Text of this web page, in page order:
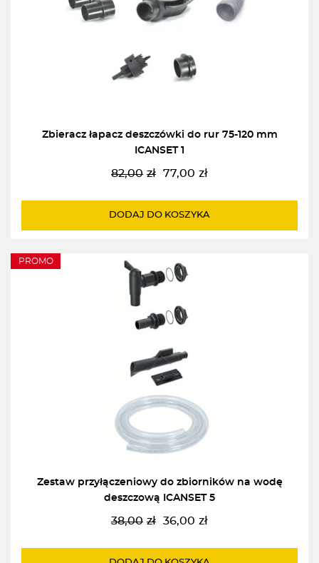
Zbieracz łapacz deszczówki do rur 75-120 mm
ICANSET 1
82,00 zł
Pierwotna
wynosiła:
77,00 zł
Aktualna
wynosi:
DODAJ DO KOSZYKA
PROMO
Zestaw przyłączeniowy do zbiorników na wodę
deszczową ICANSET 5
38,00 zł
Pierwotna
wynosiła:
36,00 zł
Aktualna
wynosi: